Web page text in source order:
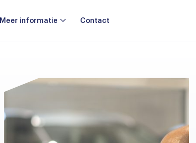
Meer informatie Contact